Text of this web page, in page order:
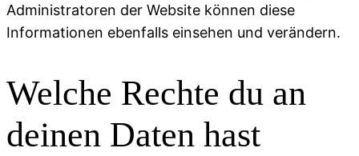
Administratoren der Website können diese
Informationen ebenfalls einsehen und verändern.
Welche Rechte du an
deinen Daten hast